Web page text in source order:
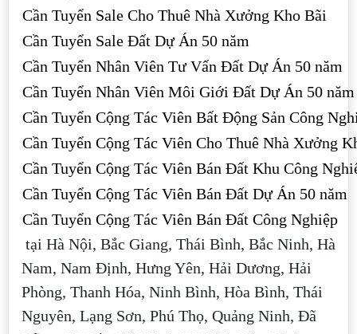
Cần Tuyển Sale Cho Thuê Nhà Xưởng Kho Bãi
Cần Tuyển Sale Đất Dự Án 50 năm
Cần Tuyển Nhân Viên Tư Vấn Đất Dự Án 50 năm
Cần Tuyển Nhân Viên Môi Giới Đất Dự Án 50 năm
Cần Tuyển Cộng Tác Viên Bất Động Sản Công
Cần Tuyển Cộng Tác Viên Cho Thuê Nhà Xưởng
Cần Tuyển Cộng Tác Viên Bán Đất Khu Công
Cần Tuyển Cộng Tác Viên Bán Đất Dự Án 50 năm
Cần Tuyển Cộng Tác Viên Bán Đất Công Nghiệp
tại Hà Nội, Bắc Giang, Thái Bình, Bắc Ninh, Hà
Nam, Nam Định, Hưng Yên, Hải Dương, Hải
Phòng, Thanh Hóa, Ninh Bình, Hòa Bình, Thái
Nguyên, Lạng Sơn, Phú Thọ, Quảng Ninh, Đã